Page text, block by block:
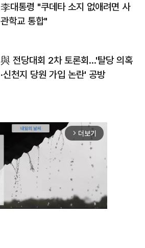
李대통령 "쿠데타 소지 없애려면 사
관학교 통합"
與 전당대회 2차 토론회…'탈당 의혹
·신천지 당원 가입 논란' 공방
arrow_forward_ios 더보기